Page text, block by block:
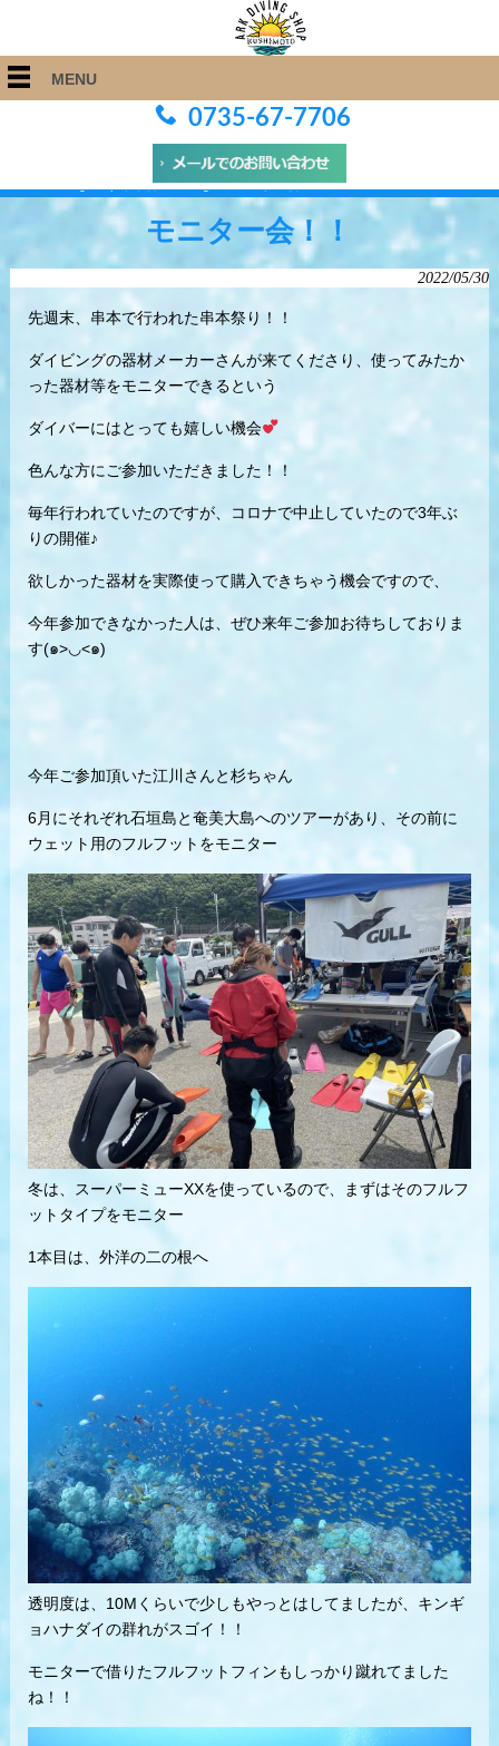
MENU
0735-67-7706
ARK Diving Shop 串本店 > Blog > モニター会！！
モニター会！！
2022/05/30
先週末、串本で行われた串本祭り！！
ダイビングの器材メーカーさんが来てくださり、使ってみたか
った器材等をモニターできるという
ダイバーにはとっても嬉しい機会
色んな方にご参加いただきました！！
毎年行われていたのですが、コロナで中止していたので3年ぶ
りの開催♪
欲しかった器材を実際使って購入できちゃう機会ですので、
今年参加できなかった人は、ぜひ来年ご参加お待ちしておりま
す(๑>◡<๑)
今年ご参加頂いた江川さんと杉ちゃん
6月にそれぞれ石垣島と奄美大島へのツアーがあり、その前に
ウェット用のフルフットをモニター
冬は、スーパーミューXXを使っているので、まずはそのフルフ
ットタイプをモニター
1本目は、外洋の二の根へ
透明度は、10Mくらいで少しもやっとはしてましたが、キンギ
ョハナダイの群れがスゴイ！！
モニターで借りたフルフットフィンもしっかり蹴れてました
ね！！